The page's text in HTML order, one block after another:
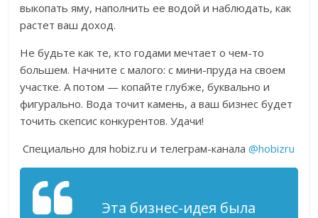
выкопать яму, наполнить ее водой и наблюдать, как
растет ваш доход.
Не будьте как те, кто годами мечтает о чем-то
большем. Начните с малого: с мини-пруда на своем
участке. А потом — копайте глубже, буквально и
фигурально. Вода точит камень, а ваш бизнес будет
точить скепсис конкурентов. Удачи!
Специально для hobiz.ru и телеграм-канала@hobizru
Эта бизнес-идея была